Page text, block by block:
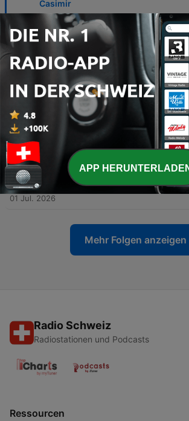
Casimir
05 Aug. 2026
1864 - L'anti-Eurovision russe (en
16 Jul. 2026
Le foot, l'opium bourré de CO2 du
04 Jul. 2026
1862 -
Charline Vanhoenacker : best of
gâche tout, on croit plus rien ! La
02 Jul. 2026
1861 - Canicule : le plan courant d'air et
des candidats
01 Jul. 2026
Mehr Folgen anzeigen
Radio Schweiz
Radiostationen und Podcasts
Ressourcen
APP